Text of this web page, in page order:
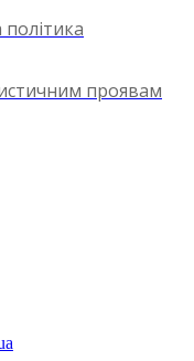
проявам